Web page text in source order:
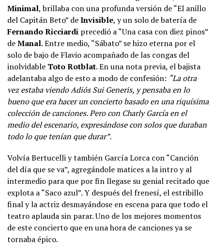
Minimal, brillaba con una profunda versión de “El anillo
del Capitán Beto” deInvisible, y un solo de batería de
Fernando Ricciardi precedió a “Una casa con diez pinos”
deManal. Entre medio, “Sábato” se hizo eterna por el
solo de bajo de Flavio acompañado de las congas del
inolvidable Toto Rotblat. En una nota previa, el bajista
adelantaba algo de esto a modo de confesión: “La otra
vez estaba viendo Adiós Sui Generis, y pensaba en lo
bueno que era hacer un concierto basado en una riquísima
colección de canciones. Pero con Charly García en el
medio del escenario, expresándose con solos que duraban
todo lo que tenían que durar”.
Volvía Bertucelli y también García Lorca con “Canción
del día que se va”, agregándole matices a la intro y al
intermedio para que por fin llegase su genial recitado que
explota a “Saco azul”. Y después del frenesí, el estribillo
final y la actriz desmayándose en escena para que todo el
teatro aplauda sin parar. Uno de los mejores momentos
de este concierto que en una hora de canciones ya se
tornaba épico.